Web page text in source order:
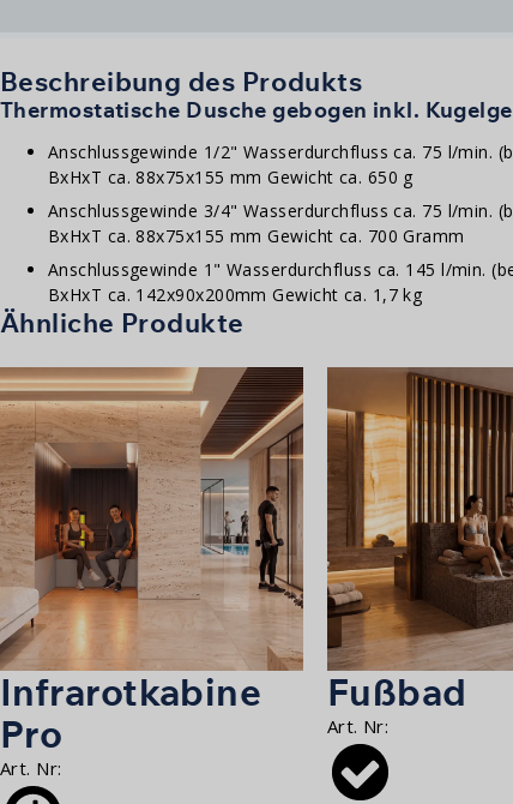
Beschreibung des Produkts
Thermostatische Dusche gebogen inkl.
Anschlussgewinde 1/2" Wasserdurchfluss ca. 75 l/min.
BxHxT ca. 88x75x155 mm Gewicht ca. 650 g
Anschlussgewinde 3/4" Wasserdurchfluss ca. 75 l/min.
BxHxT ca. 88x75x155 mm Gewicht ca. 700 Gramm
Anschlussgewinde 1" Wasserdurchfluss ca. 145 l/min.
BxHxT ca. 142x90x200mm Gewicht ca. 1,7 kg
Ähnliche Produkte
Infrarotkabine
Pro
Art. Nr:
Fußbad
Art. Nr: